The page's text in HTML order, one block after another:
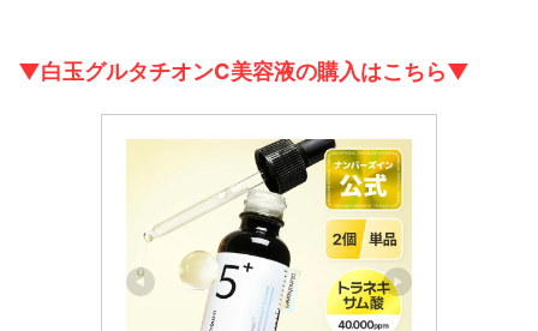
▼白玉グルタチオンC美容液の購入はこちら▼